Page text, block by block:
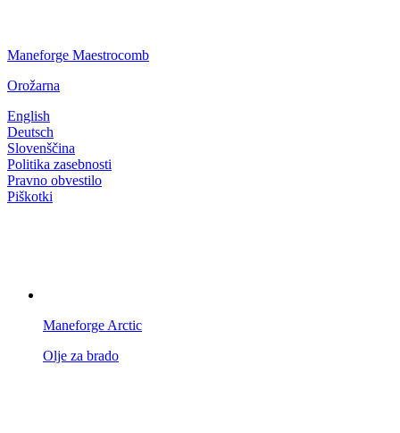
Maneforge Maestrocomb
Orožarna
English
Deutsch
Slovenščina
Politika zasebnosti
Pravno obvestilo
Piškotki
Maneforge Arctic
Olje za brado